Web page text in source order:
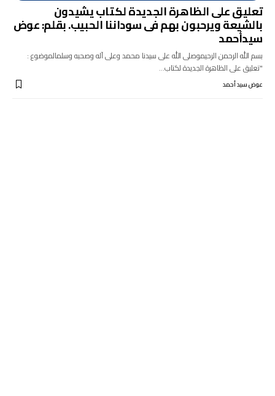
تعليق على الظاهرة الجديدة لكتاب يشيدون
بالشيعة ويرحبون بهم فى سوداننا الحبيب. بقلم: عوض
سيدأحمد
بسم الله الرحمن الرحيموصلى الله على سيدنا محمد وعلى آله وصحبه وسلمالموضوع :
"تعليق على الظاهرة الجديدة لكتاب…
عوض سيد أحمد